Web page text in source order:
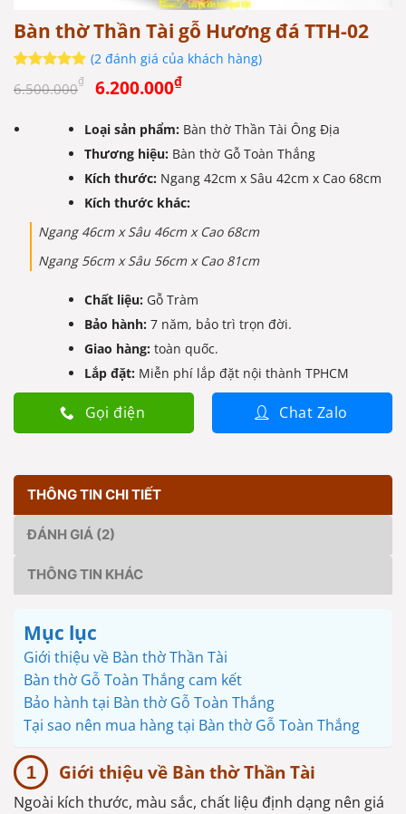
Bàn thờ Thần Tài gỗ Hương đá TTH-02
dựa trên
(2 đánh giá của khách hàng)
6.500.000₫ Giá
là:
6.500.000₫.
6.200.000₫Giá
tại
là:
6.200.000₫.
Loại sản phẩm: Bàn thờ Thần Tài Ông Địa
Thương hiệu: Bàn thờ Gỗ Toàn Thắng
Kích thước: Ngang 42cm x Sâu 42cm x Cao 68cm
Kích thước khác:
Ngang 46cm x Sâu 46cm x Cao 68cm
Ngang 56cm x Sâu 56cm x Cao 81cm
Chất liệu: Gỗ Tràm
Bảo hành: 7 năm, bảo trì trọn đời.
Giao hàng: toàn quốc.
Lắp đặt: Miễn phí lắp đặt nội thành TPHCM
Gọi điện Chat Zalo
THÔNG TIN CHI TIẾT
ĐÁNH GIÁ (2)
THÔNG TIN KHÁC
Mục lục
Giới thiệu về Bàn thờ Thần Tài
Bàn thờ Gỗ Toàn Thắng cam kết
Bảo hành tại Bàn thờ Gỗ Toàn Thắng
Tại sao nên mua hàng tại Bàn thờ Gỗ Toàn Thắng
Giới thiệu về Bàn thờ Thần Tài
Ngoài kích thước, màu sắc, chất liệu định dạng nên giá